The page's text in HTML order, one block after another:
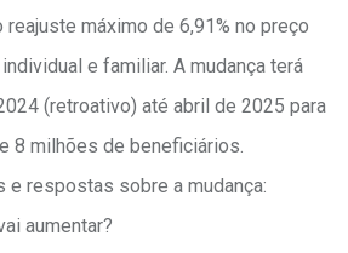
máximo de 6,91% no preço
e familiar. A mudança terá
(retroativo) até abril de 2025 para
8 milhões de beneficiários.
e respostas sobre a mudança:
aumentar?